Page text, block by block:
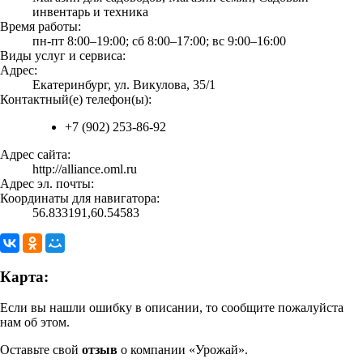
инвентарь и техника
Время работы:
пн-пт 8:00–19:00; сб 8:00–17:00; вс 9:00–16:00
Виды услуг и сервиса:
Адрес:
Екатеринбург, ул. Викулова, 35/1
Контактный(е) телефон(ы):
+7 (902) 253-86-92
Адрес сайта:
http://alliance.oml.ru
Адрес эл. почты:
Координаты для навигатора:
56.833191,60.54583
Карта:
Если вы нашли ошибку в описании, то сообщите пожалуйста
нам об этом.
Оставьте свой отзыв о компании «Урожай».